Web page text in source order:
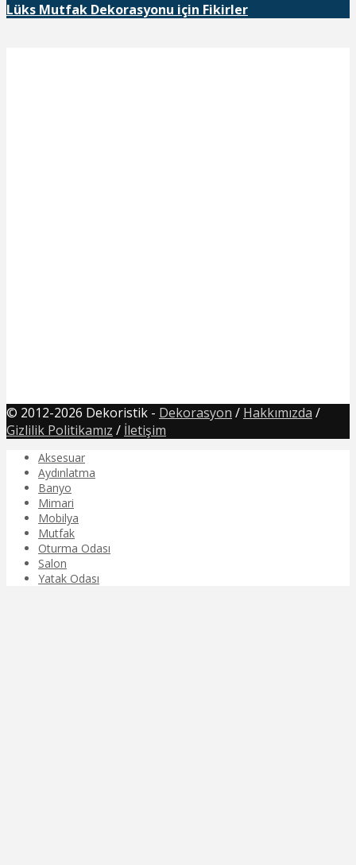
Lüks Mutfak Dekorasyonu için Fikirler
© 2012-2026 Dekoristik - Dekorasyon / Hakkımızda /
Gizlilik Politikamız / İletişim
Aksesuar
Aydınlatma
Banyo
Mimari
Mobilya
Mutfak
Oturma Odası
Salon
Yatak Odası